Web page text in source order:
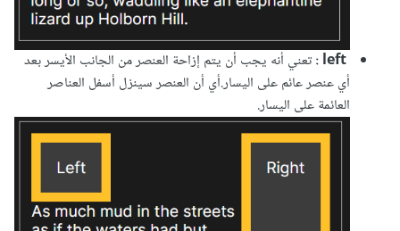
تعني أنه يجب أن يتم إزاحة العنصر من الجانب الأيسر بعد
أي عنصر عائم على اليسار.أي أن العنصر سينزل أسفل العناصر
العائمة على اليسار.